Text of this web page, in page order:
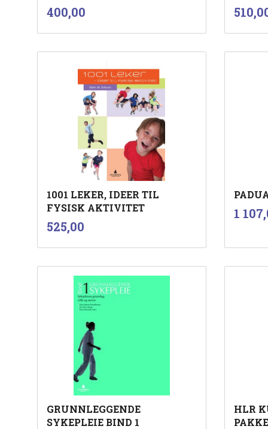
Pris
400,00 Pris
1001 LEKER, IDEER TIL
FYSISK AKTIVITET
Pris
525,00
Kjøp
Pris
1
GRUNNLEGGENDE
SYKEPLEIE BIND 1
HLR
PAKKE